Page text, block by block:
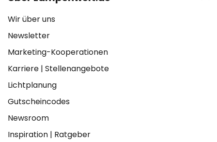
Wir über uns
Newsletter
Marketing-Kooperationen
Karriere | Stellenangebote
Lichtplanung
Gutscheincodes
Newsroom
Inspiration | Ratgeber